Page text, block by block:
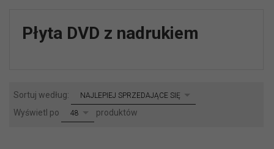
Płyta DVD z nadrukiem
Sortuj według: sortNAJLEPIEJ SPRZEDAJĄCE SIĘ
Wyświetl po pop48 produktów